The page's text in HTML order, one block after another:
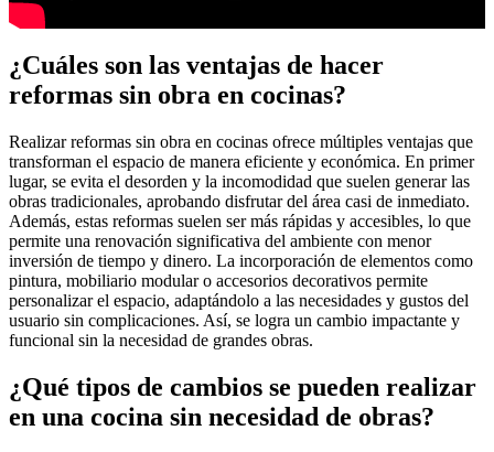
¿Cuáles son las ventajas de hacer
reformas sin obra en cocinas?
Realizar reformas sin obra en cocinas ofrece múltiples ventajas que
transforman el espacio de manera eficiente y económica. En primer
lugar, se evita el desorden y la incomodidad que suelen generar las
obras tradicionales, aprobando disfrutar del área casi de inmediato.
Además, estas reformas suelen ser más rápidas y accesibles, lo que
permite una renovación significativa del ambiente con menor
inversión de tiempo y dinero. La incorporación de elementos como
pintura, mobiliario modular o accesorios decorativos permite
personalizar el espacio, adaptándolo a las necesidades y gustos del
usuario sin complicaciones. Así, se logra un cambio impactante y
funcional sin la necesidad de grandes obras.
¿Qué tipos de cambios se pueden realizar
en una cocina sin necesidad de obras?